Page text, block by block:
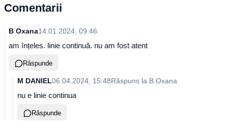
Comentarii
B Oxana14.01.2024, 09:46
am înțeles. linie continuă. nu am fost atent
Răspunde
M DANIEL06.04.2024, 15:48Răspuns la B Oxana
nu e linie continua
Răspunde